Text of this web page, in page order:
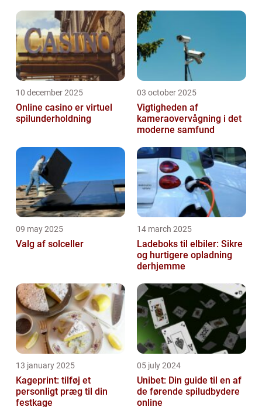
10 december 2025
Online casino er virtuel
spilunderholdning
03 october 2025
Vigtigheden af
kameraovervågning i det
moderne samfund
09 may 2025
Valg af solceller
14 march 2025
Ladeboks til elbiler: Sikre
og hurtigere opladning
derhjemme
13 january 2025
Kageprint: tilføj et
personligt præg til din
festkage
05 july 2024
Unibet: Din guide til en af
de førende spiludbydere
online